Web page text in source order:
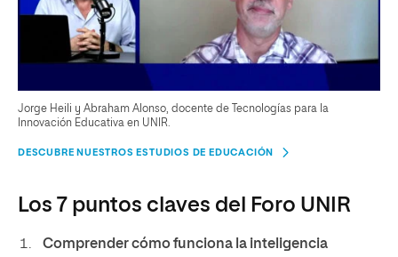
Jorge Heili y Abraham Alonso, docente de Tecnologías para la
Innovación Educativa en UNIR.
DESCUBRE NUESTROS ESTUDIOS DE EDUCACIÓN
Los 7 puntos claves del Foro UNIR
Comprender cómo funciona la inteligencia